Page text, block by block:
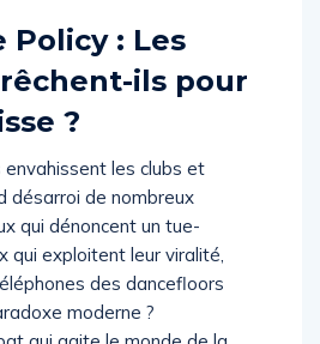
Policy : Les
ils pour
?
les clubs et
désarroi de nombreux
qui dénoncent un tue-
qui exploitent leur viralité,
des dancefloors
moderne ?